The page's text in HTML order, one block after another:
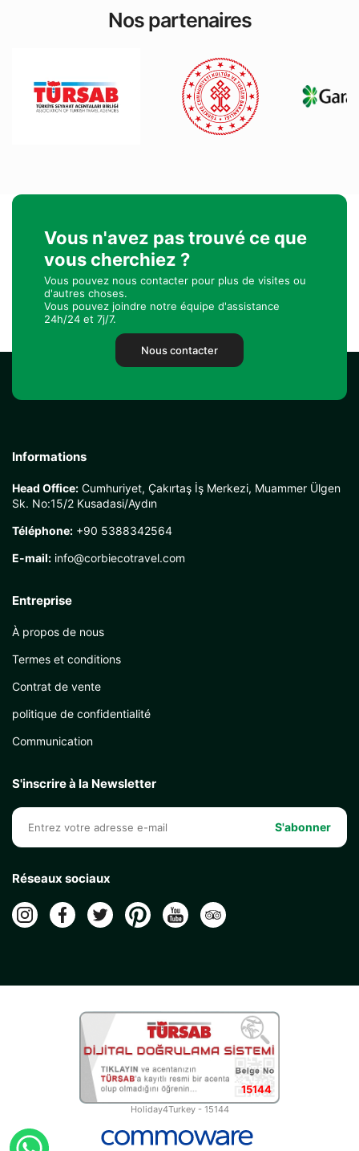
Nos partenaires
Vous n'avez pas trouvé ce que
vous cherchiez ?
Vous pouvez nous contacter pour plus de visites ou
d'autres choses.
Vous pouvez joindre notre équipe d'assistance
24h/24 et 7j/7.
Nous contacter
Informations
Head Office: Cumhuriyet, Çakırtaş İş Merkezi, Muammer Ülgen
Sk. No:15/2 Kusadasi/Aydın
Téléphone: +90 5388342564
E-mail: info@corbiecotravel.com
Entreprise
À propos de nous
Termes et conditions
Contrat de vente
politique de confidentialité
Communication
S'inscrire à la Newsletter
S'abonner
Réseaux sociaux
15144
Holiday4Turkey - 15144